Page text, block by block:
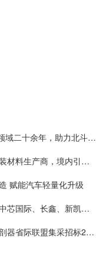
禾润电子IPO：深耕GNSS芯片领域二十余年，助力北斗产业链自主可控，出货量国内厂商第一
永志股份拟北交所IPO：芯片封装材料生产商，境内引线框架市占率7.63%，长电科技、通富微电供应商
赋能汽车轻量化升级
冠礼科技创业板IPO：客户包括中芯国际、长鑫、新凯来等行业巨头，市场份额超过至纯科技等位列行业首位
舒友仪器拟北交所IPO：手术解剖器省际联盟集采招标24个品类中选22个，相关技术获国家技术发明奖二等奖